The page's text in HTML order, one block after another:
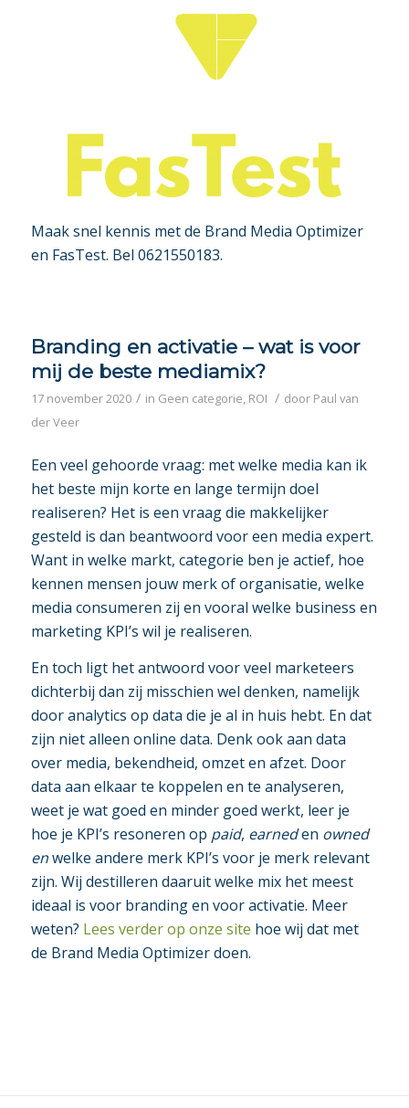
Maak snel kennis met de Brand Media Optimizer
en FasTest. Bel 0621550183.
Branding en activatie – wat is voor
mij de beste mediamix?
17 november 2020 / in Geen categorie ROI / door Paul van
der Veer
Een veel gehoorde vraag: met welke media kan ik
het beste mijn korte en lange termijn doel
realiseren? Het is een vraag die makkelijker
gesteld is dan beantwoord voor een media expert.
Want in welke markt, categorie ben je actief, hoe
kennen mensen jouw merk of organisatie, welke
media consumeren zij en vooral welke business en
marketing KPI’s wil je realiseren.
En toch ligt het antwoord voor veel marketeers
dichterbij dan zij misschien wel denken, namelijk
door analytics op data die je al in huis hebt. En dat
zijn niet alleen online data. Denk ook aan data
over media, bekendheid, omzet en afzet. Door
data aan elkaar te koppelen en te analyseren,
weet je wat goed en minder goed werkt, leer je
hoe je KPI’s resoneren op paid, earneden owned
enwelke andere merk KPI’s voor je merk relevant
zijn. Wij destilleren daaruit welke mix het meest
ideaal is voor branding en voor activatie. Meer
weten? Lees verder op onze site hoe wij dat met
de Brand Media Optimizer doen.